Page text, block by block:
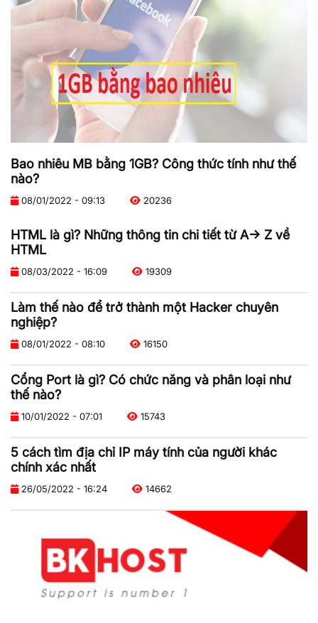
Bao nhiêu MB bằng 1GB? Công thức tính như thế
nào?
08/01/2022 - 09:13 20236
HTML là gì? Những thông tin chi tiết từ A-> Z về
HTML
08/03/2022 - 16:09 19309
Làm thế nào để trở thành một Hacker chuyên
nghiệp?
08/01/2022 - 08:10 16150
Cổng Port là gì? Có chức năng và phân loại như
thế nào?
10/01/2022 - 07:01 15743
5 cách tìm địa chỉ IP máy tính của người khác
chính xác nhất
26/05/2022 - 16:24 14662